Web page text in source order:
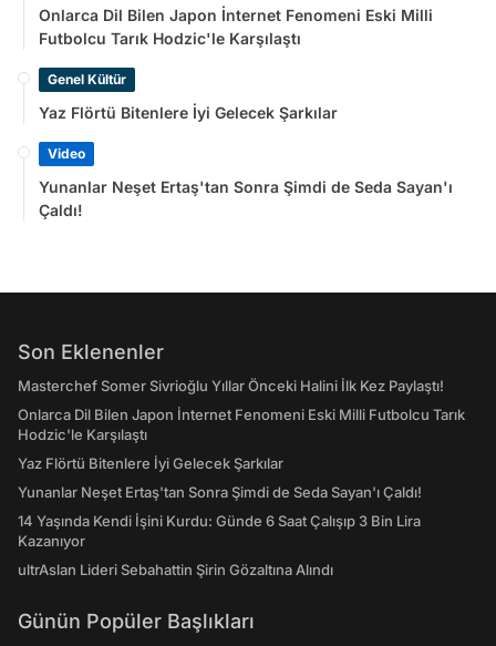
Onlarca Dil Bilen Japon İnternet Fenomeni Eski Milli
Futbolcu Tarık Hodzic'le Karşılaştı
Genel Kültür
Yaz Flörtü Bitenlere İyi Gelecek Şarkılar
Video
Yunanlar Neşet Ertaş'tan Sonra Şimdi de Seda Sayan'ı
Çaldı!
Son Eklenenler
Masterchef Somer Sivrioğlu Yıllar Önceki Halini İlk Kez Paylaştı!
Onlarca Dil Bilen Japon İnternet Fenomeni Eski Milli Futbolcu Tarık
Hodzic'le Karşılaştı
Yaz Flörtü Bitenlere İyi Gelecek Şarkılar
Yunanlar Neşet Ertaş'tan Sonra Şimdi de Seda Sayan'ı Çaldı!
14 Yaşında Kendi İşini Kurdu: Günde 6 Saat Çalışıp 3 Bin Lira
Kazanıyor
ultrAslan Lideri Sebahattin Şirin Gözaltına Alındı
Günün Popüler Başlıkları